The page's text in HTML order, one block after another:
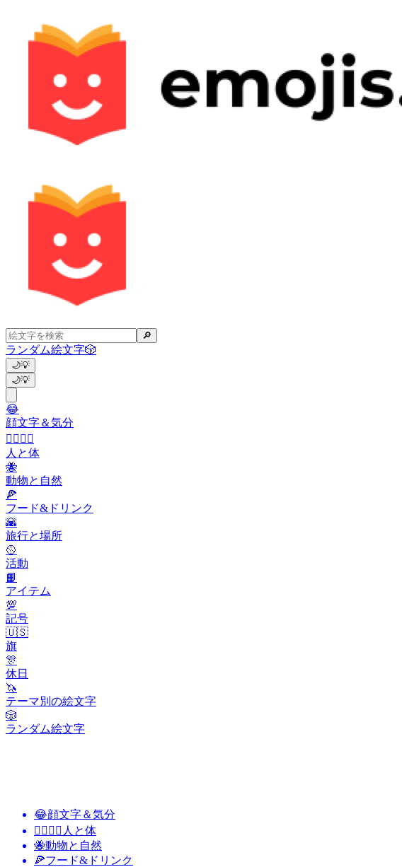
🔎
ランダム絵文字🎲
🌙💡
🌙💡
😂
顔文字＆気分
👩‍❤️‍💋‍👨
人と体
🐝
動物と自然
🍕
フード&ドリンク
🌇
旅行と場所
🥎
活動
📙
アイテム
💯
記号
🇺🇸
旗
🎊
休日
🦄
テーマ別の絵文字
🎲
ランダム絵文字
😂顔文字＆気分
👩‍❤️‍💋‍👨 人と体
🐝動物と自然
🍕フード&ドリンク